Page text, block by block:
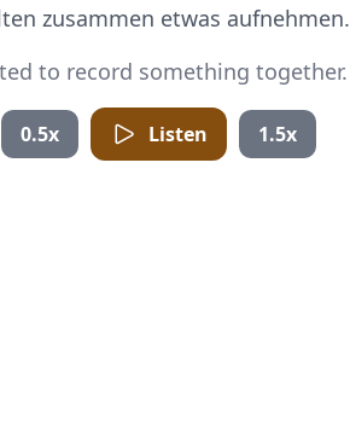
zusammen etwas aufnehmen.
to record something together.
0.5x Listen 1.5x